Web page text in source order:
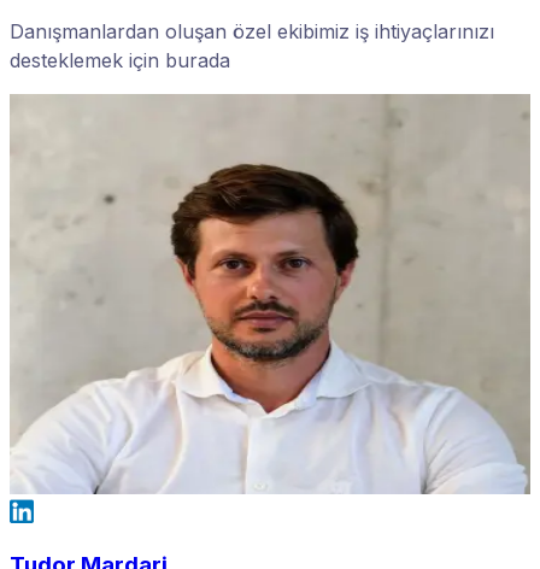
Danışmanlardan oluşan özel ekibimiz iş ihtiyaçlarınızı
desteklemek için burada